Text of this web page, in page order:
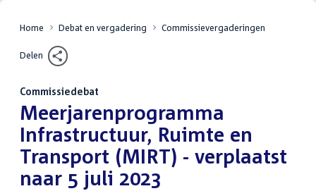
Home Debat en vergadering Commissievergaderingen
Delen
Commissiedebat
:Meerjarenprogramma
Infrastructuur, Ruimte en
Transport (MIRT) - verplaatst
naar 5 juli 2023